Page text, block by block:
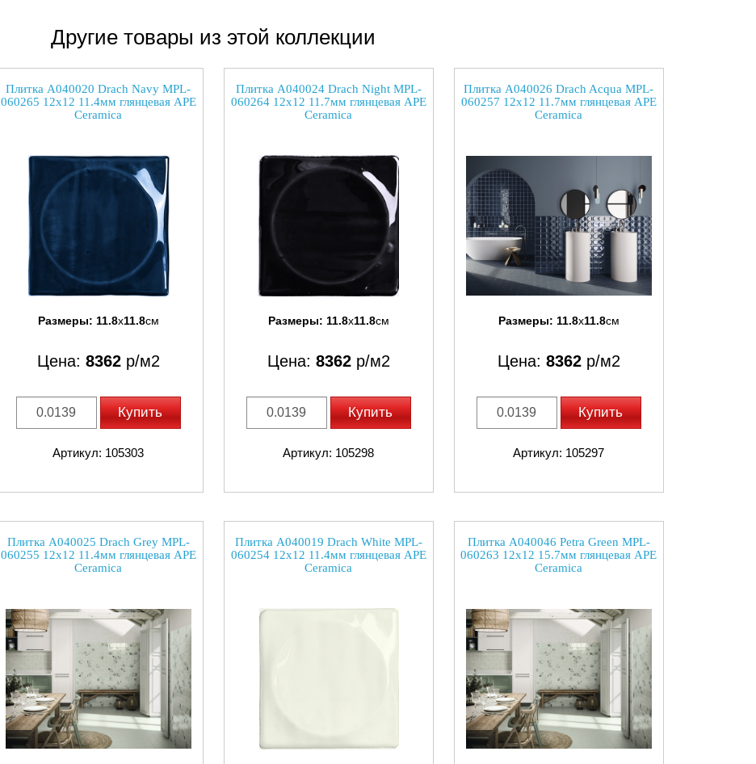
Другие товары из этой коллекции
Плитка A040020 Drach Navy MPL-
060265 12x12 11.4мм глянцевая APE
Ceramica
Размеры: 11.8x11.8см
Цена: 8362р/м2
Купить
Артикул: 105303
Плитка A040024 Drach Night MPL-
060264 12x12 11.7мм глянцевая APE
Ceramica
Размеры: 11.8x11.8см
Цена: 8362р/м2
Купить
Артикул: 105298
Плитка A040026 Drach Acqua MPL-
060257 12x12 11.7мм глянцевая APE
Ceramica
Размеры: 11.8x11.8см
Цена: 8362р/м2
Купить
Артикул: 105297
Плитка A040025 Drach Grey MPL-
060255 12x12 11.4мм глянцевая APE
Ceramica
Плитка A040019 Drach White MPL-
060254 12x12 11.4мм глянцевая APE
Ceramica
Плитка A040046 Petra Green MPL-
060263 12x12 15.7мм глянцевая APE
Ceramica